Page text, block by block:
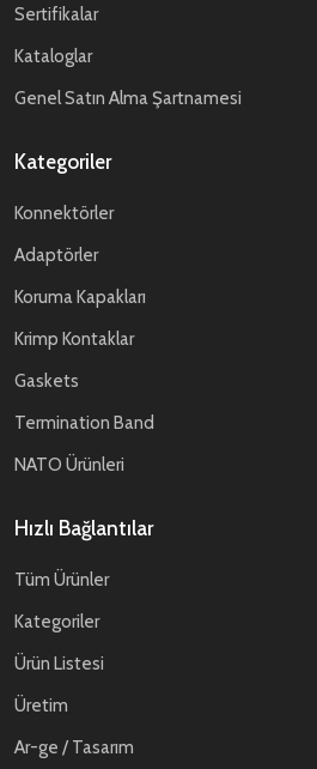
Sertifikalar
Kataloglar
Genel Satın Alma Şartnamesi
Kategoriler
Konnektörler
Adaptörler
Koruma Kapakları
Krimp Kontaklar
Gaskets
Termination Band
NATO Ürünleri
Hızlı Bağlantılar
Tüm Ürünler
Kategoriler
Ürün Listesi
Üretim
Ar-ge / Tasarım